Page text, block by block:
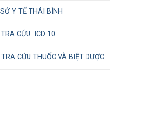
SỞ Y TẾ THÁI BÌNH
TRA CỨU ICD 10
TRA CỨU THUỐC VÀ BIỆT DƯỢC